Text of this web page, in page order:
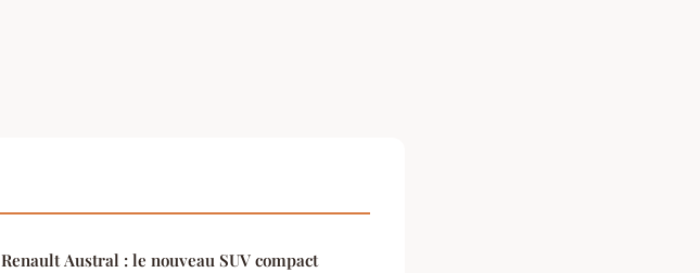
Renault Austral : le nouveau SUV compact